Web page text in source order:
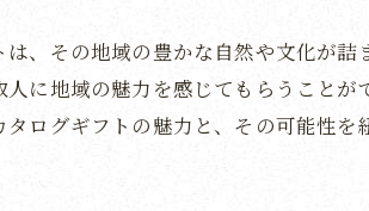
、その地域の豊かな自然や文化が
人に地域の魅力を感じてもらうこと
ログギフトの魅力と、その可能性を